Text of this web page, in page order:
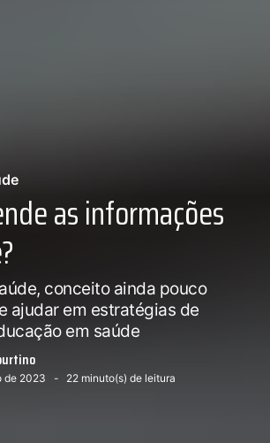
as informações
conceito ainda pouco
ajudar em estratégias de
em saúde
de 2023 22 minuto(s) de leitura